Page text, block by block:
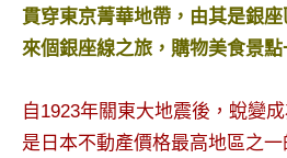
號
節
底、
外
貫穿東京菁華地帶，由其是銀
來個銀座線之旅，購物美食景點
自1923年關東大地震後，蛻變
是日本不動產價格最高地區之一